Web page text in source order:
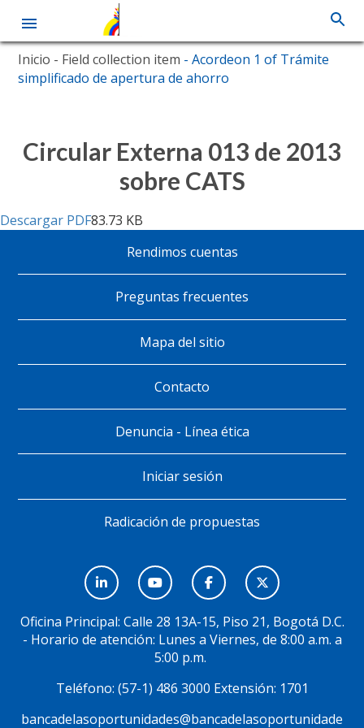
Pasar
contenido
Inicio - Field collection item - Acordeon 1 of Trámite
simplificado de apertura de ahorro
Circular Externa 013 de 2013
sobre CATS
Descargar PDF83.73 KB
página
Rendimos cuentas
Preguntas frecuentes
Mapa del sitio
Contacto
Denuncia - Línea ética
Iniciar sesión
Radicación de propuestas
Social
Oficina Principal: Calle 28 13A-15, Piso 21, Bogotá D.C.
- Horario de atención: Lunes a Viernes, de 8:00 a.m. a
5:00 p.m.
Teléfono: (57-1) 486 3000 Extensión: 1701
bancadelasoportunidades@bancadelasoportunidade